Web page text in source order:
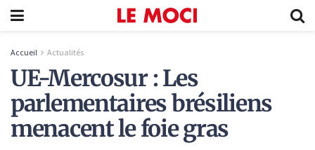
Accueil Actualités
UE-Mercosur : Les
parlementaires brésiliens
menacent le foie gras